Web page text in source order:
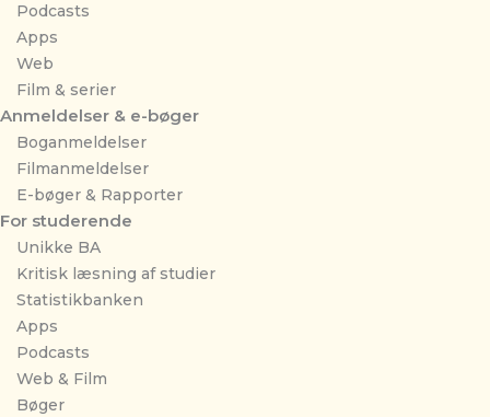
Podcasts
Apps
Web
Film & serier
Anmeldelser & e-bøger
Boganmeldelser
Filmanmeldelser
E-bøger & Rapporter
For studerende
Unikke BA
Kritisk læsning af studier
Statistikbanken
Apps
Podcasts
Web & Film
Bøger